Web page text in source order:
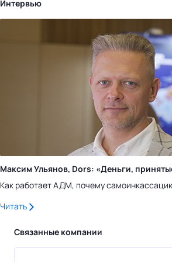
Интервью
Максим Ульянов, Dors: «Деньги,
Как работает АДМ, почему
Читать
Связанные компании